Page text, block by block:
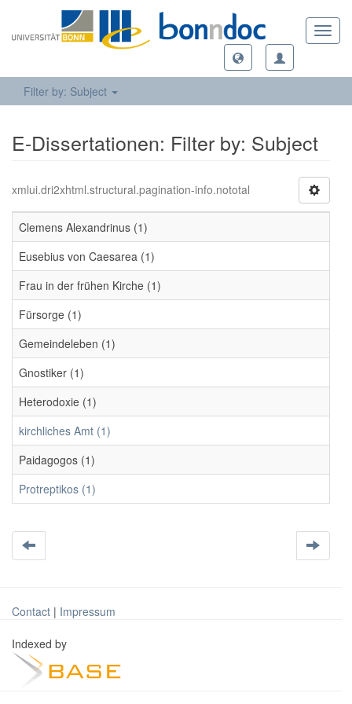
Filter by: Subject
E-Dissertationen: Filter by: Subject
xmlui.dri2xhtml.structural.pagination-info.nototal
Clemens Alexandrinus (1)
Eusebius von Caesarea (1)
Frau in der frühen Kirche (1)
Fürsorge (1)
Gemeindeleben (1)
Gnostiker (1)
Heterodoxie (1)
kirchliches Amt (1)
Paidagogos (1)
Protreptikos (1)
Contact | Impressum
Indexed by